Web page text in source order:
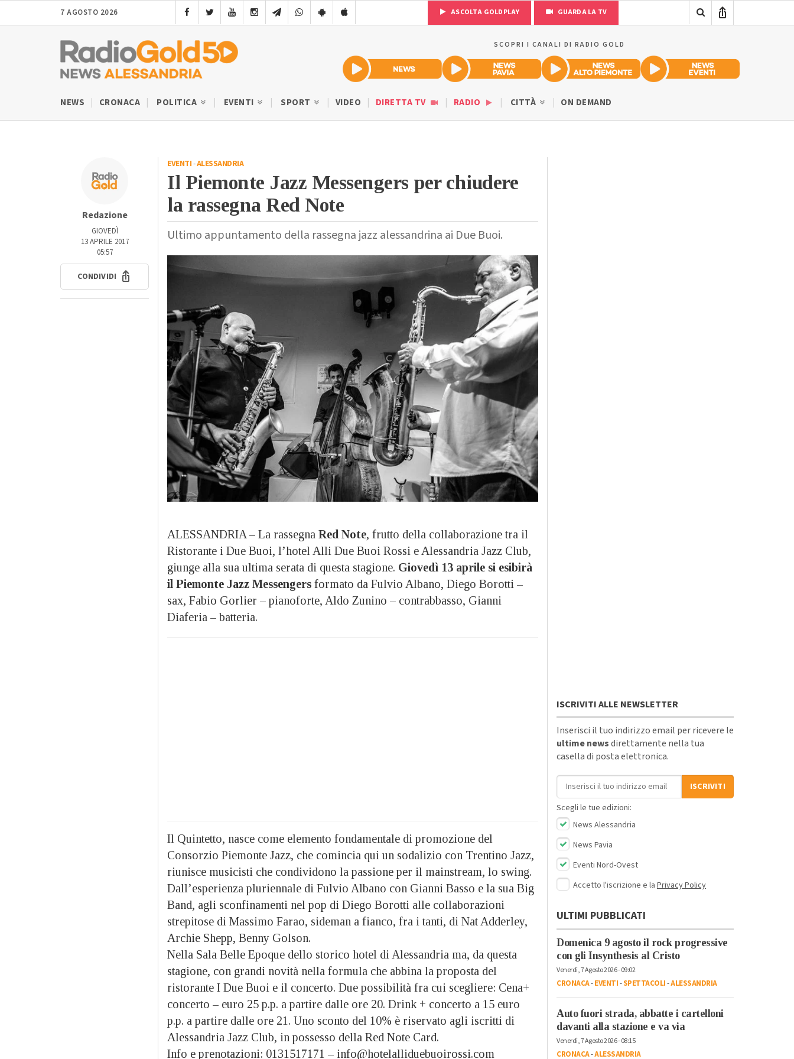
7 AGOSTO 2026 ASCOLTA GOLDPLAY GUARDA LA TV
SCOPRI I CANALI DI RADIO GOLD
NEWS CRONACA POLITICA EVENTI SPORT VIDEO DIRETTA TV RADIO CITTÀ ON DEMAND
Redazione
GIOVEDÌ
13 APRILE 2017
05:57
CONDIVIDI
EVENTI-ALESSANDRIA
Il Piemonte Jazz Messengers per chiudere
la rassegna Red Note
Ultimo appuntamento della rassegna jazz alessandrina ai Due Buoi.
ALESSANDRIA – La rassegna Red Note, frutto della collaborazione tra il
Ristorante i Due Buoi, l’hotel Alli Due Buoi Rossi e Alessandria Jazz Club,
giunge alla sua ultima serata di questa stagione. Giovedì 13 aprile si esibirà
il Piemonte Jazz Messengers formato da Fulvio Albano, Diego Borotti –
sax, Fabio Gorlier – pianoforte, Aldo Zunino – contrabbasso, Gianni
Diaferia – batteria.
Il Quintetto, nasce come elemento fondamentale di promozione del
Consorzio Piemonte Jazz, che comincia qui un sodalizio con Trentino Jazz,
riunisce musicisti che condividono la passione per il mainstream, lo swing.
Dall’esperienza pluriennale di Fulvio Albano con Gianni Basso e la sua Big
Band, agli sconfinamenti nel pop di Diego Borotti alle collaborazioni
strepitose di Massimo Farao, sideman a fianco, fra i tanti, di Nat Adderley,
Archie Shepp, Benny Golson.
Nella Sala Belle Epoque dello storico hotel di Alessandria ma, da questa
stagione, con grandi novità nella formula che abbina la proposta del
ristorante I Due Buoi e il concerto. Due possibilità fra cui scegliere: Cena+
concerto – euro 25 p.p. a partire dalle ore 20. Drink + concerto a 15 euro
p.p. a partire dalle ore 21. Uno sconto del 10% è riservato agli iscritti di
Alessandria Jazz Club, in possesso della Red Note Card.
Info e prenotazioni: 0131517171 – info@hotelalliduebuoirossi.com
ISCRIVITI ALLE NEWSLETTER
Inserisci il tuo indirizzo email per ricevere le
ultime newsdirettamente nella tua
casella di posta elettronica.
Indirizzo email
ISCRIVITI
Scegli le tue edizioni:
News Alessandria
News Pavia
Eventi Nord-Ovest
Accetto l'iscrizione e la Privacy Policy
ULTIMI PUBBLICATI
Domenica 9 agosto il rock progressive
con gli Insynthesis al Cristo
Venerdì, 7 Agosto 2026 - 09:02
CRONACA-EVENTI-SPETTACOLI-ALESSANDRIA
Auto fuori strada, abbatte i cartelloni
davanti alla stazione e va via
Venerdì, 7 Agosto 2026 - 08:15
CRONACA-ALESSANDRIA